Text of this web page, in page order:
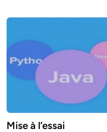
Mise à l’essai